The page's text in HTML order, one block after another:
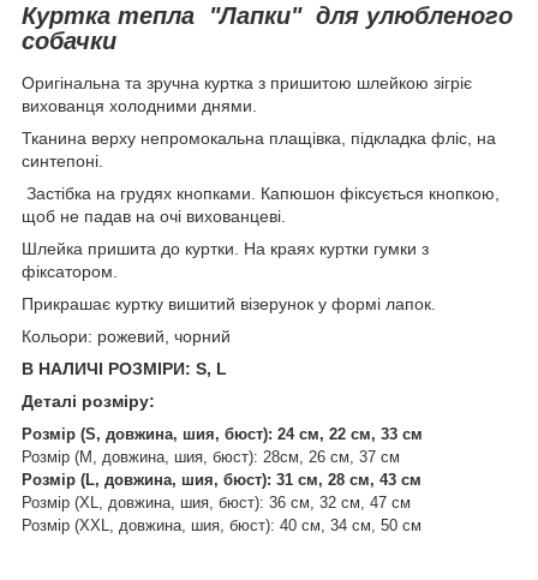
Куртка тепла "Лапки" для улюбленого
собачки
Оригінальна та зручна куртка з пришитою шлейкою зігріє
вихованця холодними днями.
Тканина верху непромокальна плащівка, підкладка фліс, на
синтепоні.
Застібка на грудях кнопками. Капюшон фіксується кнопкою,
щоб не падав на очі вихованцеві.
Шлейка пришита до куртки. На краях куртки гумки з
фіксатором.
Прикрашає куртку вишитий візерунок у формі лапок.
Кольори: рожевий, чорний
В НАЛИЧІ РОЗМІРИ: S, L
Деталі розміру:
Розмір (S, довжина, шия, бюст): 24 см, 22 см, 33 см
Розмір (М, довжина, шия, бюст): 28см, 26 см, 37 см
Розмір (L, довжина, шия, бюст): 31 см, 28 см, 43 см
Розмір (XL, довжина, шия, бюст): 36 см, 32 см, 47 см
Розмір (XXL, довжина, шия, бюст): 40 см, 34 см, 50 см